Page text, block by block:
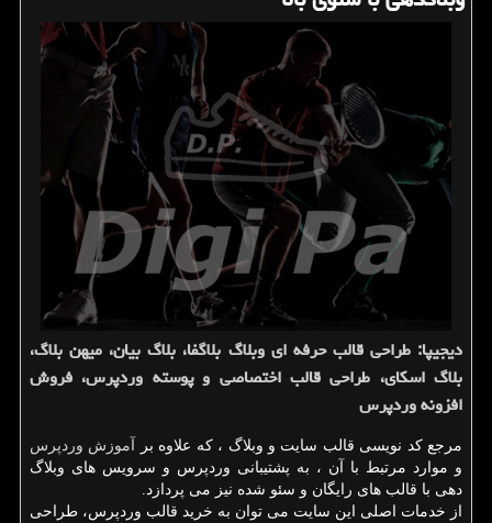
دیجیپا: طراحی قالب حرفه ای وبلاگ بلاگفا، بلاگ بیان، میهن بلاگ،
بلاگ اسكای، طراحی قالب اختصاصی و پوسته وردپرس، فروش
افزونه وردپرس
مرجع کد نویسی قالب سایت و وبلاگ ، که علاوه بر آموزش وردپرس
و موارد مرتبط با آن ، به پشتیبانی وردپرس و سرویس های وبلاگ
دهی با قالب های رایگان و سئو شده نیز می پردازد.
از خدمات اصلی این سایت می توان به خرید قالب وردپرس، طراحی